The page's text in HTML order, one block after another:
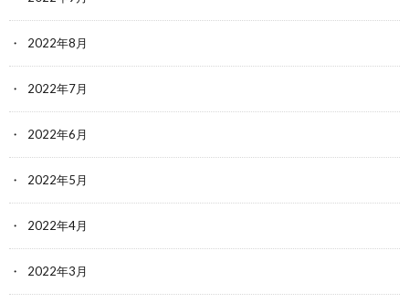
2022年8月
2022年7月
2022年6月
2022年5月
2022年4月
2022年3月